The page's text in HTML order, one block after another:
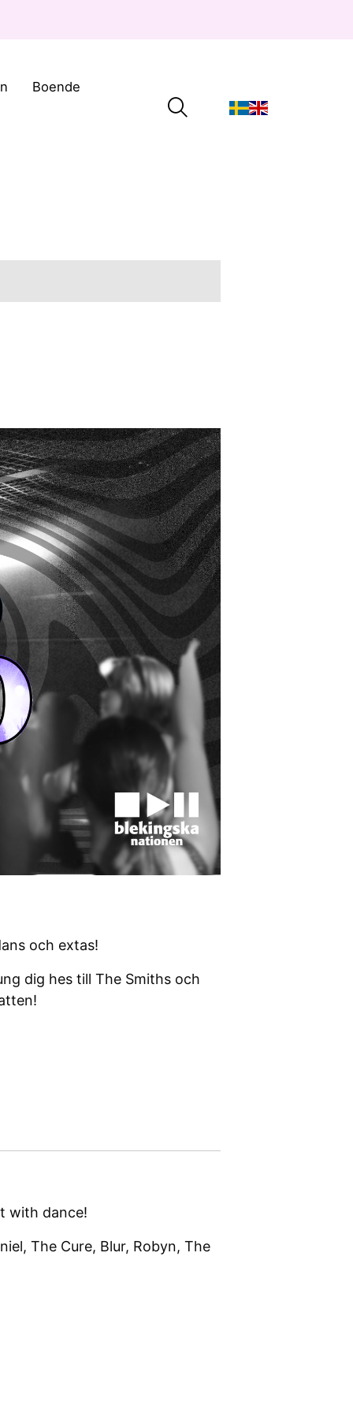
Boende
och extas!
dig hes till The Smiths och
with dance!
The Cure, Blur, Robyn, The